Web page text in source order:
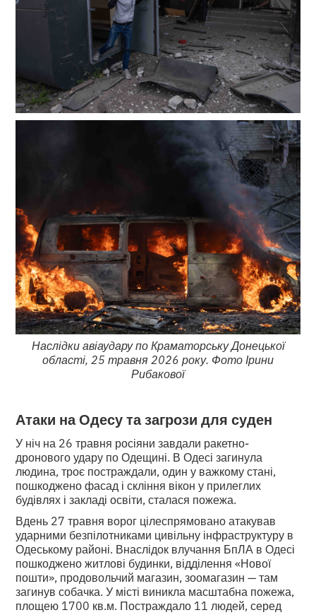
Наслідки авіаудару по Краматорську Донецької
області, 25 травня 2026 року. Фото Ірини
Рибакової
Атаки на Одесу та загрози для суден
У ніч на 26 травня росіяни завдали ракетно-
дронового удару по Одещині. В Одесі загинула
людина, троє постраждали, один у важкому стані,
пошкоджено фасад і скління вікон у прилеглих
будівлях і закладі освіти, сталася пожежа.
Вдень 27 травня ворог цілеспрямовано атакував
ударними безпілотниками цивільну інфраструктуру в
Одеському районі. Внаслідок влучання БпЛА в Одесі
пошкоджено житлові будинки, відділення «Нової
пошти», продовольчий магазин, зоомагазин — там
загинув собачка. У місті виникла масштабна пожежа,
площею 1700 кв.м. Постраждало 11 людей, серед